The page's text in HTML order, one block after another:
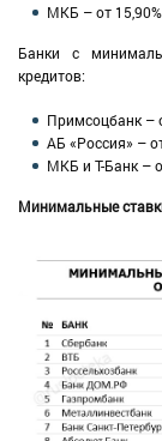
МКБ – от 15,90%
Банки с
кредитов:
Примсоцбанк –
АБ «Россия» –
МКБ и Т-Банк –
Минимальные